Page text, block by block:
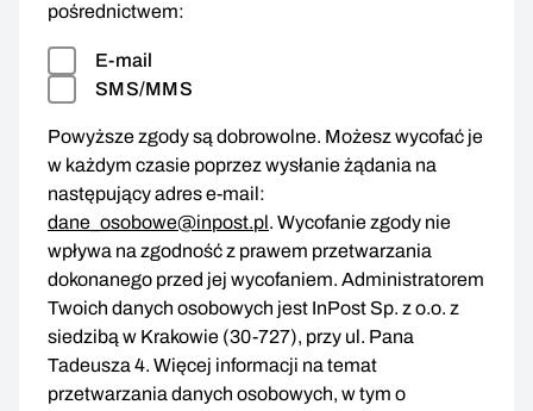
pośrednictwem:
E-mail
SMS/MMS
Powyższe zgody są dobrowolne. Możesz wycofać je
w każdym czasie poprzez wysłanie żądania na
następujący adres e-mail:
dane_osobowe@inpost.pl. Wycofanie zgody nie
wpływa na zgodność z prawem przetwarzania
dokonanego przed jej wycofaniem. Administratorem
Twoich danych osobowych jest InPost Sp. z o.o. z
siedzibą w Krakowie (30-727), przy ul. Pana
Tadeusza 4. Więcej informacji na temat
przetwarzania danych osobowych, w tym o